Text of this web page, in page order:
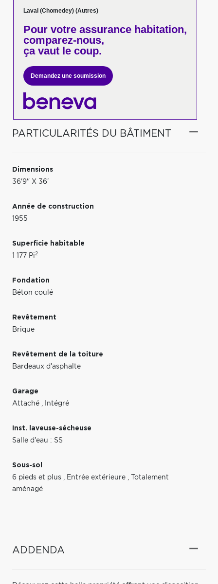
Laval (Chomedey) (Autres)
Pour votreassurance habitation,
comparez-nous,
ça vaut le coup.
Demandez une soumission
PARTICULARITÉS DU BÂTIMENT
Dimensions
36'9" X 36'
Année de construction
1955
Superficie habitable
1 177 Pi2
Fondation
Béton coulé
Revêtement
Brique
Revêtement de la toiture
Bardeaux d'asphalte
Garage
Attaché , Intégré
Inst. laveuse-sécheuse
Salle d'eau : SS
Sous-sol
6 pieds et plus , Entrée extérieure ,
Totalement
aménagé
ADDENDA